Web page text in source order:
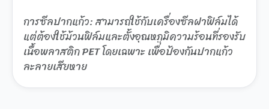
การซีลปากแก้ว: สามารถใช้กับเครื่องซีลฝาฟิล์มได้
แต่ต้องใช้ม้วนฟิล์มและตั้งอุณหภูมิความร้อนที่รองรับ
เนื้อพลาสติก PET โดยเฉพาะ เพื่อป้องกันปากแก้ว
ละลายเสียหาย